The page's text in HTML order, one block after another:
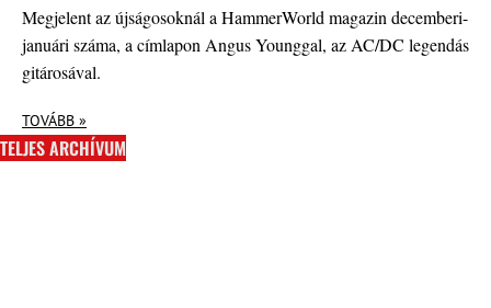
Megjelent az újságosoknál a HammerWorld magazin decemberi-
januári száma, a címlapon Angus Younggal, az AC/DC legendás
gitárosával.
TOVÁBB »
TELJES ARCHÍVUM